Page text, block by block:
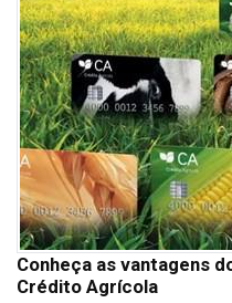
Conheça as vantagens
Crédito Agrícola